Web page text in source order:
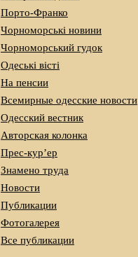
Порто-Франко
Чорноморські новини
Чорноморський гудок
Одеськi вiстi
На пенсии
Всемирные одесские новости
Одесский вестник
Авторская колонка
Прес-кур’ер
Знамено труда
Новости
Публикации
Фотогалерея
Все публикации